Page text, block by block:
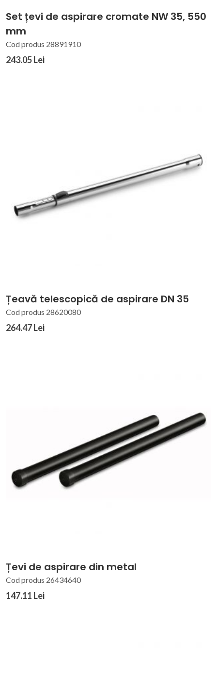
Set țevi de aspirare cromate NW 35, 550
mm
Cod produs 28891910
243.05 Lei
Țeavă telescopică de aspirare DN 35
Cod produs 28620080
264.47 Lei
Țevi de aspirare din metal
Cod produs 26434640
147.11 Lei